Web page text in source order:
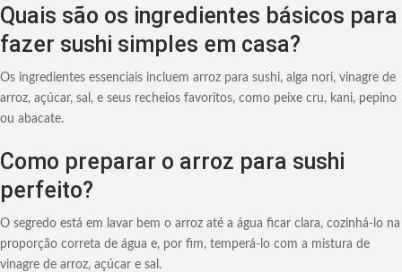
Quais são os ingredientes básicos para
fazer sushi simples em casa?
Os ingredientes essenciais incluem arroz para sushi, alga nori, vinagre de
arroz, açúcar, sal, e seus recheios favoritos, como peixe cru, kani, pepino
ou abacate.
Como preparar o arroz para sushi
perfeito?
O segredo está em lavar bem o arroz até a água ficar clara, cozinhá-lo na
proporção correta de água e, por fim, temperá-lo com a mistura de
vinagre de arroz, açúcar e sal.